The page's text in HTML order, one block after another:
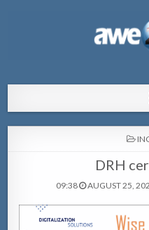
DRH
09:38 AUGUST 25,